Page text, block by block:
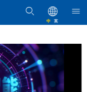
中 英